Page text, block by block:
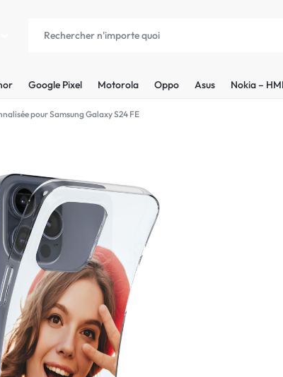
Google Pixel Motorola Oppo Asus Nokia –
pour Samsung Galaxy S24 FE